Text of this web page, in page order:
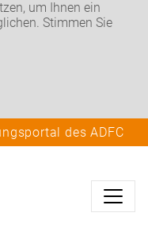
um Ihnen ein
Stimmen Sie
des ADFC